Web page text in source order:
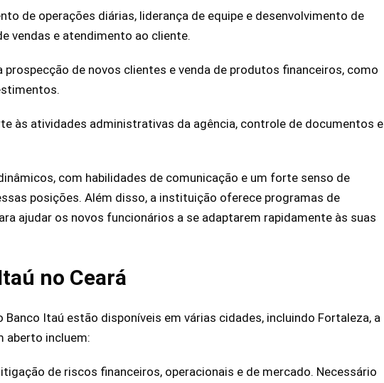
de operações diárias, liderança de equipe e desenvolvimento de
vendas e atendimento ao cliente.
prospecção de novos clientes e venda de produtos financeiros, como
às atividades administrativas da agência, controle de documentos e
com habilidades de comunicação e um forte senso de
posições. Além disso, a instituição oferece programas de
ajudar os novos funcionários a se adaptarem rapidamente às suas
no Ceará
Banco Itaú estão disponíveis em várias cidades, incluindo Fortaleza, a
aberto incluem:
de riscos financeiros, operacionais e de mercado. Necessário